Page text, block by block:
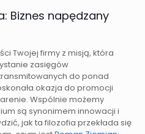
Biznes napędzany
Twojej firmy z misją, która
zasięgów
do ponad
okazja do promocji
Wspólnie możemy
są synonimem innowacji i
jak ta filozofia przekłada się